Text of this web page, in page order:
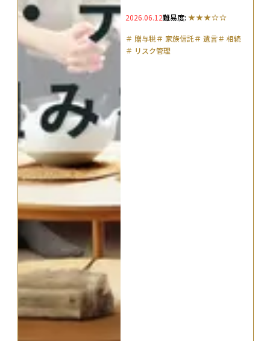
2026.06.12難易度:
＃ 贈与税＃ 家族信託＃ 遺言＃ 相続
＃ リスク管理